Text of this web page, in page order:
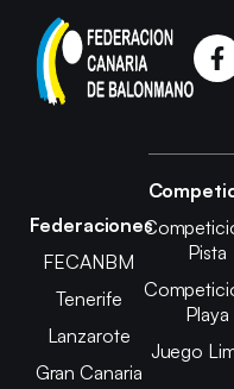
Federaciones
FECANBM
Tenerife
Lanzarote
Gran Canaria
Pista
Playa
Juego